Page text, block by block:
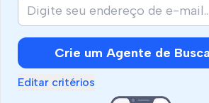
Crie um Agente de
Editar critérios